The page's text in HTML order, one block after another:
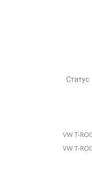
Статус
VW T-
VW T-